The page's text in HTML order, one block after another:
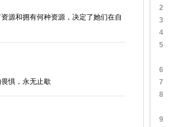
源和拥有何种资源，决定了她们在自
惧，永无止歇
2
3
4
5
6
7
8
9